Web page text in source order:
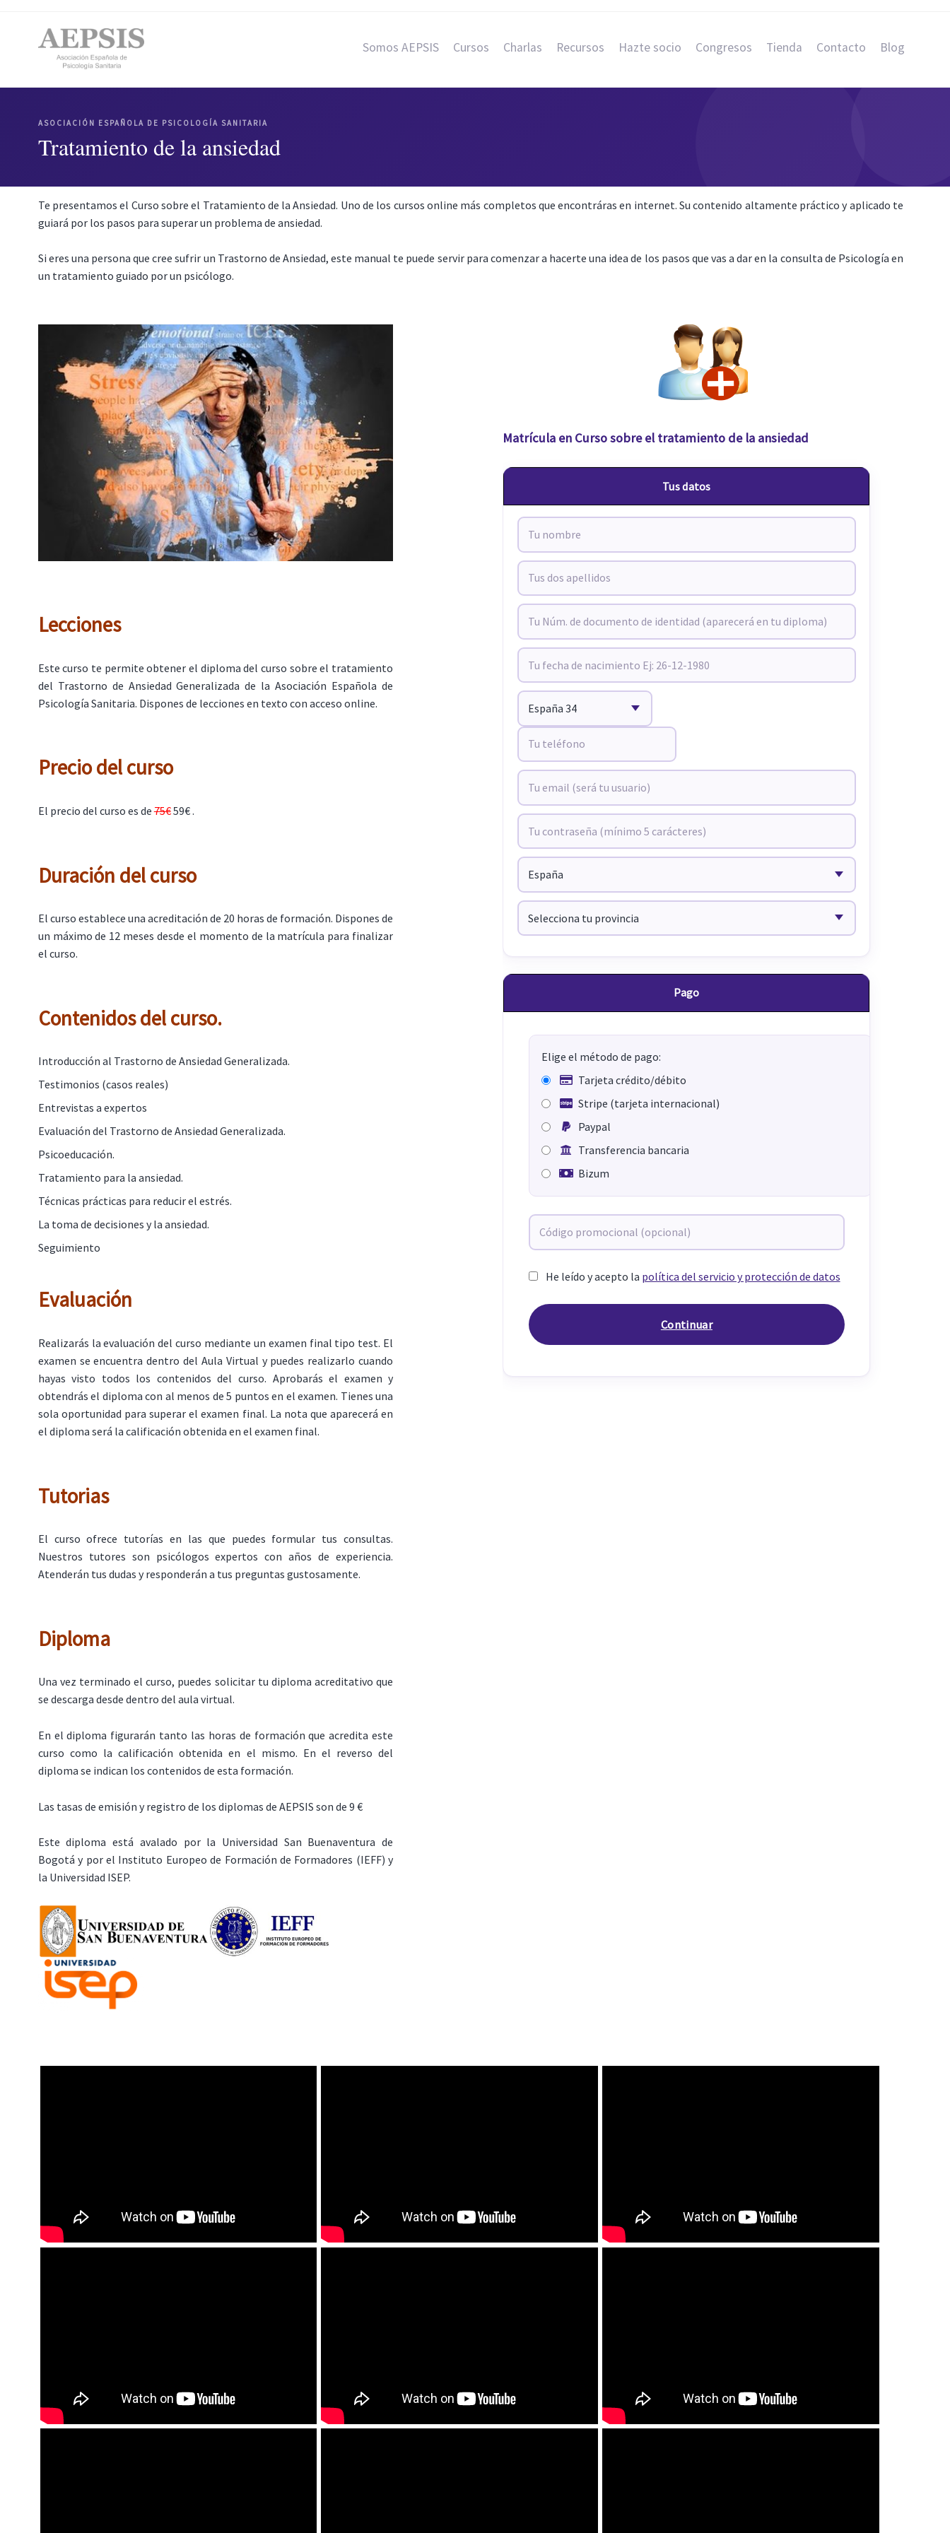
Somos AEPSIS Cursos Charlas Recursos Hazte socio Congresos Tienda Contacto Blog
ASOCIACIÓN ESPAÑOLA DE PSICOLOGÍA SANITARIA
Tratamiento de la ansiedad
Te presentamos el Curso sobre el Tratamiento de la Ansiedad. Uno de los cursos online más completos que encontráras en internet. Su contenido altamente práctico y aplicado te
guiará por los pasos para superar un problema de ansiedad.
Si eres una persona que cree sufrir un Trastorno de Ansiedad, este manual te puede servir para comenzar a hacerte una idea de los pasos que vas a dar en la consulta de Psicología en
un tratamiento guiado por un psicólogo.
Lecciones
Este curso te permite obtener el diploma del curso sobre el tratamiento
del Trastorno de Ansiedad Generalizada de la Asociación Española de
Psicología Sanitaria. Dispones de lecciones en texto con acceso online.
Precio del curso
El precio del curso es de75€59€ .
Duración del curso
El curso establece una acreditación de 20 horas de formación. Dispones de
un máximo de 12 meses desde el momento de la matrícula para finalizar
el curso.
Contenidos del curso.
Introducción al Trastorno de Ansiedad Generalizada.
Testimonios (casos reales)
Entrevistas a expertos
Evaluación del Trastorno de Ansiedad Generalizada.
Psicoeducación.
Tratamiento para la ansiedad.
Técnicas prácticas para reducir el estrés.
La toma de decisiones y la ansiedad.
Seguimiento
Evaluación
Realizarás la evaluación del curso mediante un examen final tipo test. El
examen se encuentra dentro del Aula Virtual y puedes realizarlo cuando
hayas visto todos los contenidos del curso. Aprobarás el examen y
obtendrás el diploma con al menos de 5 puntos en el examen. Tienes una
sola oportunidad para superar el examen final. La nota que aparecerá en
el diploma será la calificación obtenida en el examen final.
Tutorias
El curso ofrece tutorías en las que puedes formular tus consultas.
Nuestros tutores son psicólogos expertos con años de experiencia.
Atenderán tus dudas y responderán a tus preguntas gustosamente.
Diploma
Una vez terminado el curso, puedes solicitar tu diploma acreditativo que
se descarga desde dentro del aula virtual.
En el diploma figurarán tanto las horas de formación que acredita este
curso como la calificación obtenida en el mismo. En el reverso del
diploma se indican los contenidos de esta formación.
Las tasas de emisión y registro de los diplomas de AEPSIS son de 9 €
Este diploma está avalado por la Universidad San Buenaventura de
Bogotá y por el Instituto Europeo de Formación de Formadores (IEFF) y
la Universidad ISEP.
Matrícula en Curso sobre el tratamiento de la ansiedad
Tus datos
Pago
Elige el método de pago:
Tarjeta crédito/débito
Stripe (tarjeta internacional)
Paypal
Transferencia bancaria
Bizum
He leído y acepto la política del servicio y protección de datos